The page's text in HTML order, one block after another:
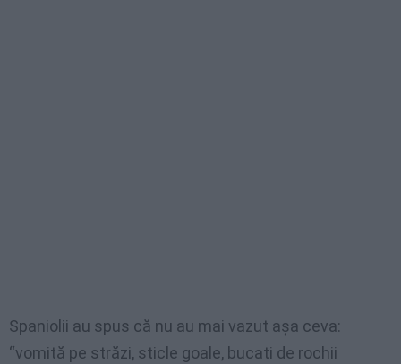
Spaniolii au spus că nu au mai vazut așa ceva:
“vomită pe străzi, sticle goale, bucati de rochii